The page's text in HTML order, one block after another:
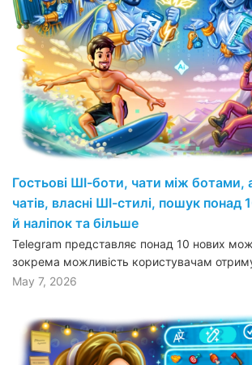
Гостьові ШІ-боти, чати між ботами,
чатів, власні ШІ-стилі, пошук
й наліпок та більше
Telegram представляє понад 10 нових
зокрема можливість користувачам
May 7, 2026